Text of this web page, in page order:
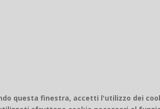
questa finestra, accetti l'utilizzo dei